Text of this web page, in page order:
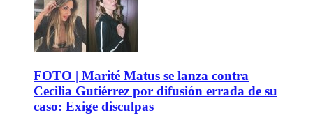
FOTO | Marité Matus se lanza contra
Cecilia Gutiérrez por difusión errada de su
caso: Exige disculpas